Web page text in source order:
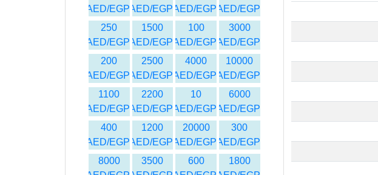
AED/EGP
AED/EGP
AED/EGP
AED/EGP
3000
AED/EGP
100
AED/EGP
1500
AED/EGP
250
AED/EGP
10000
AED/EGP
4000
AED/EGP
2500
AED/EGP
200
AED/EGP
6000
AED/EGP
10
AED/EGP
2200
AED/EGP
1100
AED/EGP
300
AED/EGP
20000
AED/EGP
1200
AED/EGP
400
AED/EGP
1800
600
3500
8000